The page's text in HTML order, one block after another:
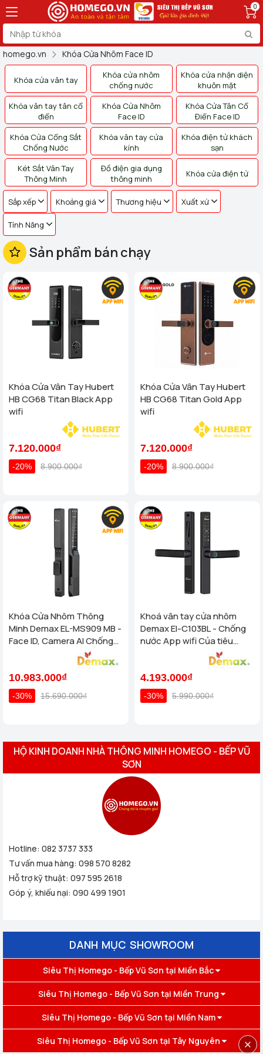
0
homego.vn Khóa Cửa Nhôm Face ID
Khóa cửa vân tay
Khóa cửa nhôm
chống nước
Khóa cửa nhận diện
khuôn mặt
Khóa vân tay tân cổ
điển
Khóa Cửa Nhôm
Face ID
Khóa Cửa Tân Cổ
Điển Face ID
Khóa Cửa Cổng Sắt
Chống Nước
Khóa vân tay cửa
kính
Khóa điện tử khách
sạn
Két Sắt Vân Tay
Thông Minh
Đồ điện gia dụng
thông minh
Khóa cửa điện tử
Sắp xếp Khoảng giá Thương hiệu Xuất xứ
Tính Năng
Sản phẩm bán chạy
Khóa Cửa Vân Tay Hubert
HB CG68 Titan Black App
wifi
7.120.000₫
-20% 8.900.000₫
Khóa Cửa Vân Tay Hubert
HB CG68 Titan Gold App
wifi
7.120.000₫
-20% 8.900.000₫
Khóa Cửa Nhôm Thông
Minh Demax EL-MS909 MB -
Face ID, Camera AI Chống
Nước IP66 Cho Cửa Nhôm
10.983.000₫
-30% 15.690.000₫
Khoá vân tay cửa nhôm
Demax El-C103BL - Chống
nước App wifi Của tiêu
4.193.000₫
-30% 5.990.000₫
HỘ KINH DOANH NHÀ THÔNG MINH HOMEGO - BẾP VŨ
SƠN
Hotline: 082 3737 333
Tư vấn mua hàng: 098 570 8282
Hỗ trợ kỹ thuật: 097 595 2618
Góp ý, khiếu nại: 090 499 1901
DANH MỤC SHOWROOM
Siêu Thị Homego - Bếp Vũ Sơn tại Miền Bắc
Siêu Thị Homego - Bếp Vũ Sơn tại Miền Trung
Siêu Thị Homego - Bếp Vũ Sơn tại Miền Nam
Siêu Thị Homego - Bếp Vũ Sơn tại Tây Nguyên